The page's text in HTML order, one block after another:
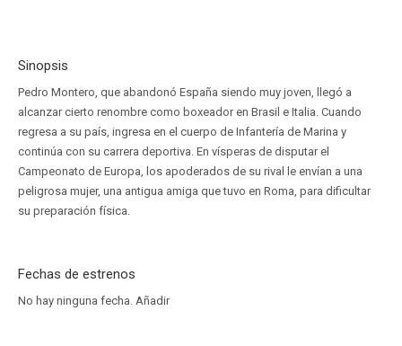
Sinopsis
Pedro Montero, que abandonó España siendo muy joven, llegó a
alcanzar cierto renombre como boxeador en Brasil e Italia. Cuando
regresa a su país, ingresa en el cuerpo de Infantería de Marina y
continúa con su carrera deportiva. En vísperas de disputar el
Campeonato de Europa, los apoderados de su rival le envían a una
peligrosa mujer, una antigua amiga que tuvo en Roma, para dificultar
su preparación física.
Fechas de estrenos
No hay ninguna fecha. Añadir